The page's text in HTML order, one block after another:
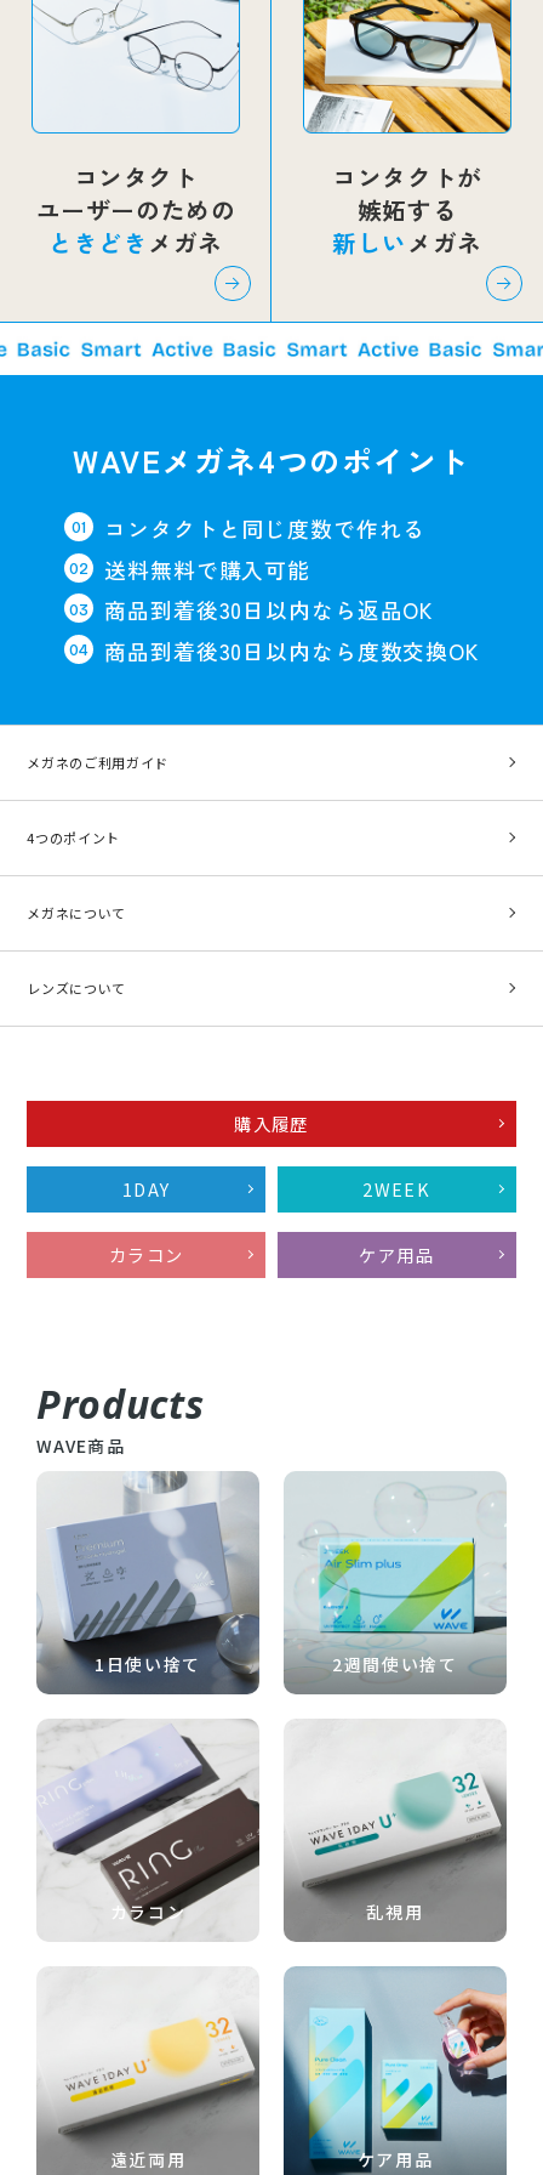
コンタクト
ユーザーのための
ときどきメガネ
コンタクトが
嫉妬する
新しいメガネ
WAVEメガネ4つのポイント
コンタクトと同じ度数で作れる
送料無料で購入可能
商品到着後30日以内なら返品OK
商品到着後30日以内なら度数交換OK
メガネのご利用ガイド
4つのポイント
メガネについて
レンズについて
購入履歴
1DAY 2WEEK
カラコン ケア用品
Products
WAVE商品
1日使い捨て 2週間使い捨て
カラコン 乱視用
遠近両用 ケア用品